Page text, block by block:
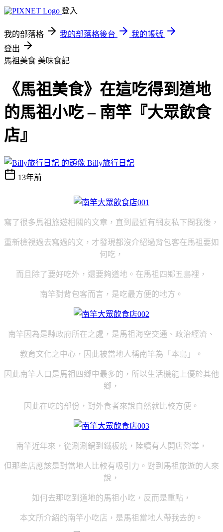
登入
我的部落格 我的部落格後台
我的帳號
登出
馬祖美食 美味食記
《馬祖美食》在這吃得到道地
的馬祖小吃 – 南竿『大眾飲食
店』
Billy旅行日記
13年前
寫了很多馬祖旅遊相關的文章，直到最近有網友私下問我後，
重新檢視過去寫過的文，才發現都沒介紹過背包客在馬祖要如
何吃，
而且除了要好吃外，還要夠道地。在馬祖四鄉五島裡，
南竿對背包客而言，是吃最方便的地方。
南竿因為是縣政府所在之處，是馬祖海空交通、政治經濟、
教育文化之中心，因此被當地人稱南竿為「本島」。
因此南竿人口是馬祖四鄉中最多的，所以生活機能上優於其他
鄉，
因此在吃的部份，對外食者來說自然就比較方便。
南竿近年來，從涮涮鍋到鐵板燒，陸續有人開店營業，
但那些店應該是對當地人比較有吸引力。對到馬祖旅遊的人來
說，
如何去那吃到道地的馬祖小吃，反而是重點，
本文所介紹的南竿小吃店，是馬祖當地人帶我去的。